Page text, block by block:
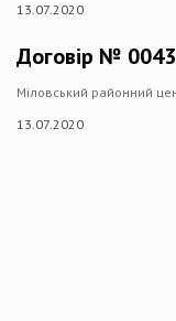
13.07.2020
Договір №
Міловський районний
13.07.2020